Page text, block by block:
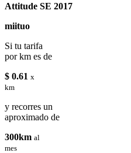
Attitude SE 2017
miituo
Si tu tarifa
por km es de
$ 0.61 x
km
y recorres un
aproximado de
300km al
mes